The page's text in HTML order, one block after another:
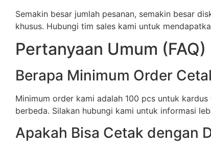
Semakin besar jumlah pesanan, semakin besar
khusus. Hubungi tim sales kami untuk
Pertanyaan Umum (FAQ)
Berapa Minimum Order
Minimum order kami adalah 100 pcs untuk
berbeda. Silakan hubungi kami untuk informasi
Apakah Bisa Cetak dengan